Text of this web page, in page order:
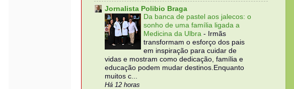
Jornalista Polibio Braga
Da banca de pastel aos jalecos: o
sonho de uma família ligada a
Medicina da Ulbra - Irmãs
transformam o esforço dos pais
em inspiração para cuidar de
vidas e mostram como dedicação, família e
educação podem mudar destinos.Enquanto
muitos c...
Há 12 horas